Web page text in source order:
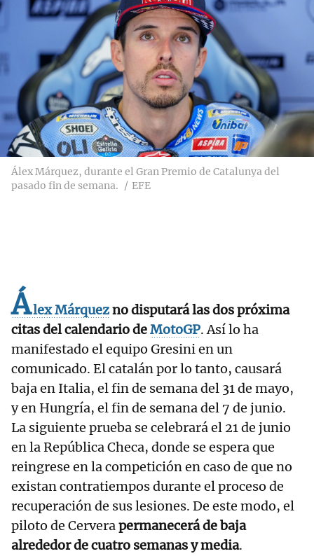
Álex Márquez, durante el Gran Premio de Catalunya del
pasado fin de semana.
EFE
Álex Márquezno disputará las dos próxima
citas del calendario deMotoGP. Así lo ha
manifestado el equipo Gresini en un
comunicado. El catalán por lo tanto, causará
baja en Italia, el fin de semana del 31 de mayo,
y en Hungría, el fin de semana del 7 de junio.
La siguiente prueba se celebrará el 21 de junio
en la República Checa, donde se espera que
reingrese en la competición en caso de que no
existan contratiempos durante el proceso de
recuperación de sus lesiones. De este modo, el
piloto de Cerverapermanecerá de baja
alrededor de cuatro semanas y media.